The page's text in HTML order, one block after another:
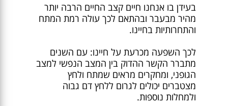
בעידן בו אנחנו חיים קצב החיים הרבה יותר
מהיר מבעבר ובהתאם לכך עולה רמת המתח
והתחרותיות בחיינו.
לכך השפעה מכרעת על חיינו: עם השנים
מתברר הקשר ההדוק בין המצב הנפשי למצב
הגופני, ומחקרים מראים שמתח ולחץ
מצטברים יכולים לגרום ללחץ דם גבוה
ולמחלות נוספות.